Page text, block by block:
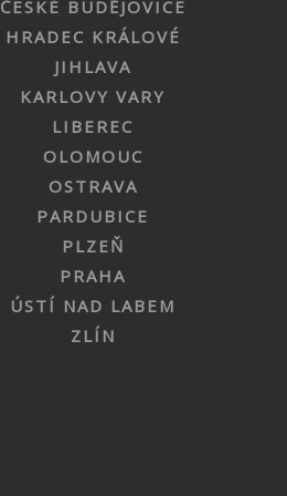
ČESKÉ BUDĚJOVICE
HRADEC KRÁLOVÉ
JIHLAVA
KARLOVY VARY
LIBEREC
OLOMOUC
OSTRAVA
PARDUBICE
PLZEŇ
PRAHA
ÚSTÍ NAD LABEM
ZLÍN